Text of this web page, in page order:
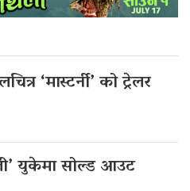
‘मास्टर्नी’ को ट्रेलर
युकेमा सोल्ड आउट